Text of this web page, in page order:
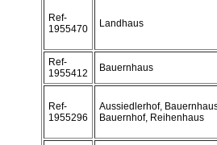
Ref-
1955470
Landhaus
Ref-
1955412
Bauernhaus
Ref-
1955296
Aussiedlerhof,
Bauernhof, Reihenhaus